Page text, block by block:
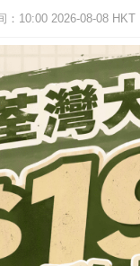
：10:00 2026-08-08 HKT